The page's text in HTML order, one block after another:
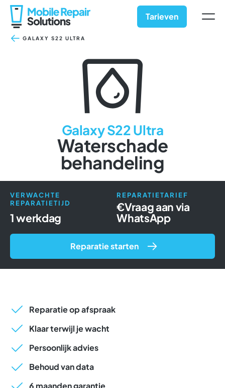
naar
inhoud
Tarieven
GALAXY S22 ULTRA
Galaxy S22 Ultra
Waterschade
behandeling
REPARATIETARIEF
€Vraag aan via
WhatsApp
VERWACHTE
REPARATIETIJD
1 werkdag
Reparatie starten
Reparatie op afspraak
Klaar terwijl je wacht
Persoonlijk advies
Behoud van data